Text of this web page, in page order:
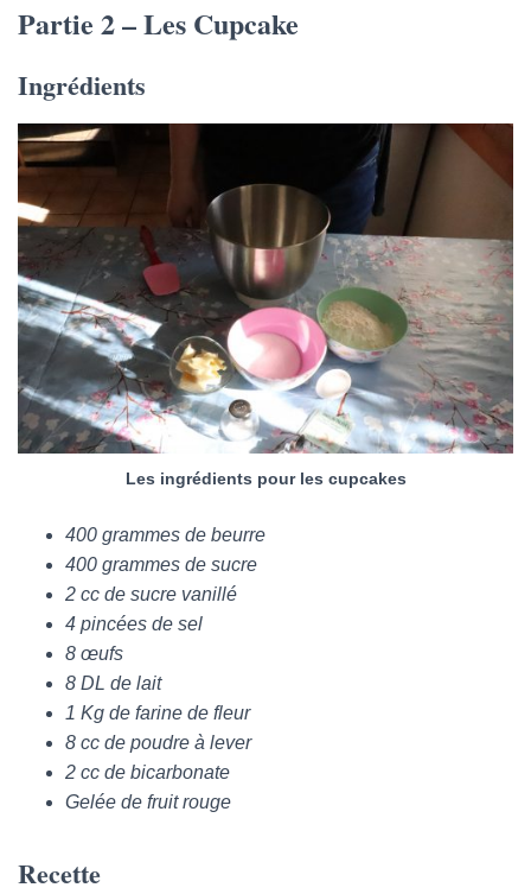
Partie 2 – Les Cupcake
Ingrédients
Les ingrédients pour les cupcakes
400 grammes de beurre
400 grammes de sucre
2 cc de sucre vanillé
4 pincées de sel
8 œufs
8 DL de lait
1 Kg de farine de fleur
8 cc de poudre à lever
2 cc de bicarbonate
Gelée de fruit rouge
Recette